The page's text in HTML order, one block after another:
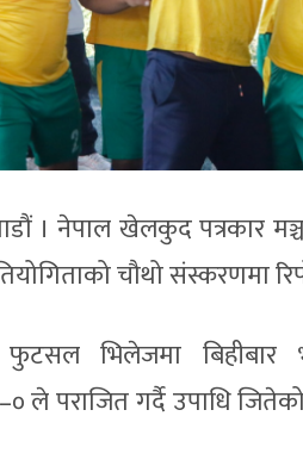
। नेपाल खेलकुद पत्रकार
चौथो संस्करणमा
फुटसल भिलेजमा बिहीबार
ले पराजित गर्दै उपाधि